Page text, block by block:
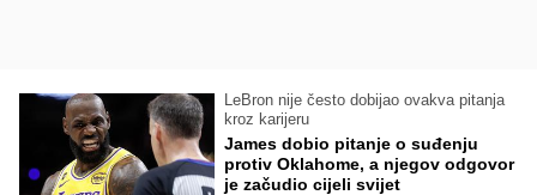
LeBron nije često dobijao ovakva pitanja
kroz karijeru
James dobio pitanje o suđenju
protiv Oklahome, a njegov odgovor
je začudio cijeli svijet